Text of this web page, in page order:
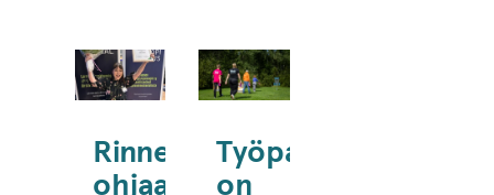
Rinnekotien
ohjaaja
Työpaikkaohjaaja
on